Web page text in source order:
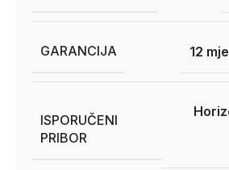
GARANCIJA 12
ISPORUČENI
PRIBOR